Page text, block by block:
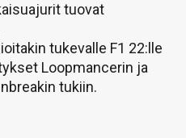
tuovat
tukevalle F1 22:lle
Loopmancerin ja
tukiin.